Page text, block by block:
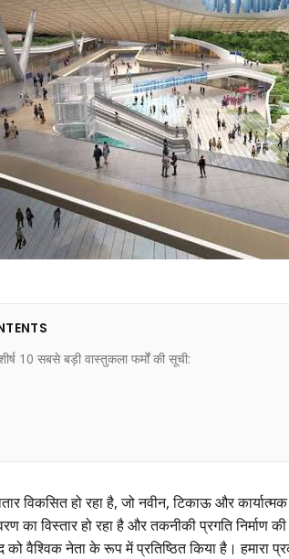
10 सबसे बड़ी वास्तुकला फर्मों की सूची:
विकसित हो रहा है, जो नवीन, टिकाऊ और
का विस्तार हो रहा है और तकनीकी प्रगति निर्माण
वैश्विक नेता के रूप में प्रतिष्ठित किया है। हमारा